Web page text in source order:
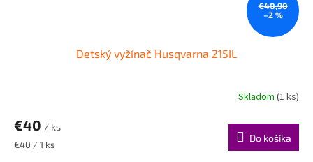
€40,90
–2 %
Detský vyžínač Husqvarna 215IL
Skladom (1 ks)
€40 / ks
Jednotková
€40 / 1 ks
Do košíka